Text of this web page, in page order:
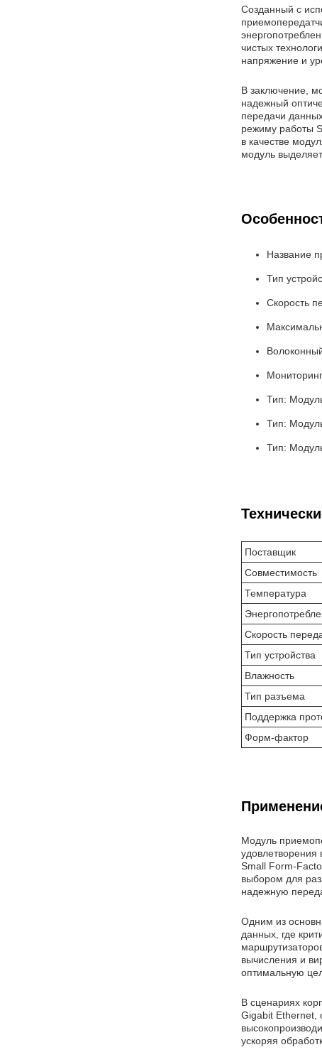
Созданный с
чистых
напряжение и
В заключение,
надежный
передачи
режиму работы
в качестве
модуль
Название
Тип
Скорость
Тип:
Тип:
Тип:
Поставщик
Совместимость
Температура
Скорость
Тип устройства
Влажность
Тип разъема
Поддержка
Форм-фактор
Модуль
удовлетворения
Small Form-
выбором для
надежную
Одним из
данных, где
вычисления и
оптимальную
В сценариях
Gigabit Ethernet,
ускоряя